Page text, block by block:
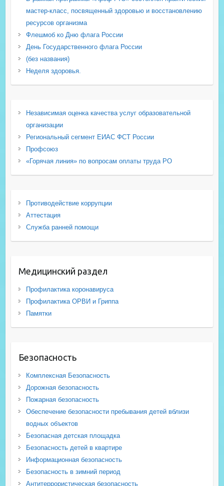
мастер-класс, посвященный здоровью и восстановлению
ресурсов организма
Флешмоб ко Дню флага России
День Государственного флага России
(без названия)
Неделя здоровья.
Независимая оценка качества услуг образовательной
организации
Региональный сегмент ЕИАС ФСТ России
Профсоюз
«Горячая линия» по вопросам оплаты труда РО
Противодействие коррупции
Аттестация
Служба ранней помощи
Медицинский раздел
Профилактика коронавируса
Профилактика ОРВИ и Гриппа
Памятки
Безопасность
Комплексная Безопасность
Дорожная безопасность
Пожарная безопасность
Обеспечение безопасности пребывания детей вблизи
водных объектов
Безопасная детская площадка
Безопасность детей в квартире
Информационная безопасность
Безопасность в зимний период
Антитеррористическая безопасность